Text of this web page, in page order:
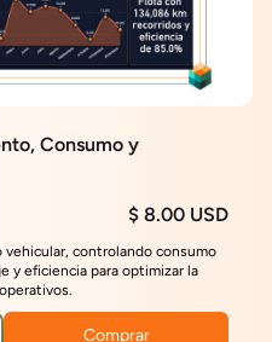
Consumo y
$ 8.00 USD
controlando consumo
y eficiencia para optimizar la
Comprar